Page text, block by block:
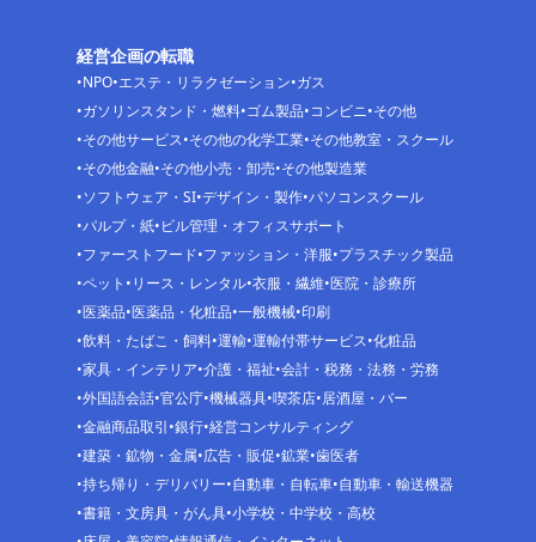
経営企画の転職
NPO エステ・リラクゼーション ガス
ガソリンスタンド・燃料 ゴム製品 コンビニ その他
その他サービス その他の化学工業 その他教室・スクール
その他金融 その他小売・卸売 その他製造業
ソフトウェア・SI デザイン・製作 パソコンスクール
パルプ・紙 ビル管理・オフィスサポート
ファーストフード ファッション・洋服 プラスチック製品
ペット リース・レンタル 衣服・繊維 医院・診療所
医薬品 医薬品・化粧品 一般機械 印刷
飲料・たばこ・飼料 運輸 運輸付帯サービス 化粧品
家具・インテリア 介護・福祉 会計・税務・法務・労務
外国語会話 官公庁 機械器具 喫茶店 居酒屋・バー
金融商品取引 銀行 経営コンサルティング
建築・鉱物・金属 広告・販促 鉱業 歯医者
持ち帰り・デリバリー 自動車・自転車 自動車・輸送機器
書籍・文房具・がん具 小学校・中学校・高校